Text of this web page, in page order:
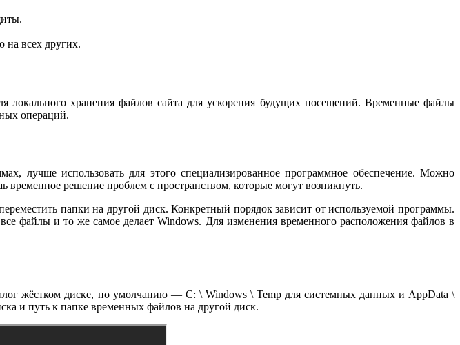
на всех других.
хранения файлов сайта для ускорения будущих посещений. Временные файлы
операций.
лучше использовать для этого специализированное программное обеспечение. Можно
решение проблем с пространством, которые могут возникнуть.
папки на другой диск. Конкретный порядок зависит от используемой программы.
файлы и то же самое делает Windows. Для изменения временного расположения файлов в
жёстком диске, по умолчанию — C: \ Windows \ Temp для системных данных и AppData \
и путь к папке временных файлов на другой диск.